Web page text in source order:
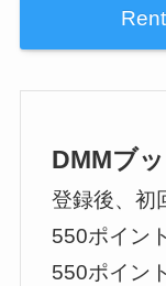
DMMブ
登録後、初
550ポイン
550ポイン